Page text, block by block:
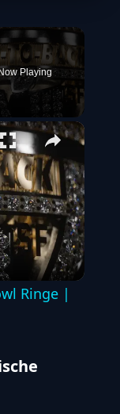
Playing
Ringe |